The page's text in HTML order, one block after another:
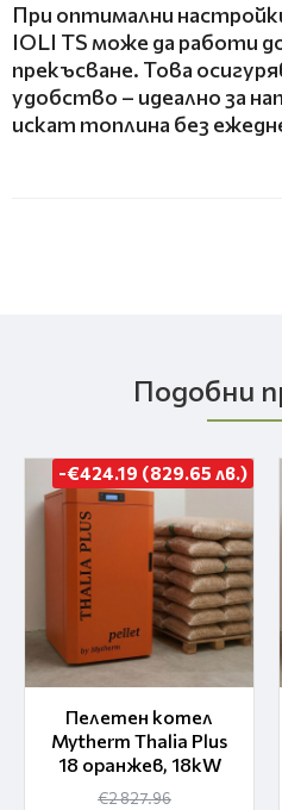
При оптимални
IOLI TS може да работи
прекъсване. Това
удобство – идеално за
искат топлина без
Подобни
-€424.19 (829.65 лв.)
Пелетен котел
Mytherm Thalia Plus
18 оранжев, 18kW
€2 827.96